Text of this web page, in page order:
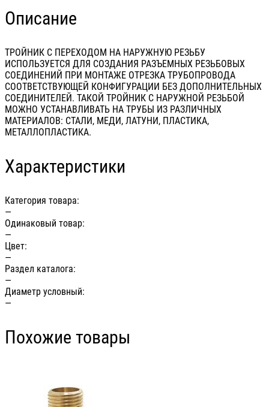
Описание
ТРОЙНИК С ПЕРЕХОДОМ НА НАРУЖНУЮ РЕЗЬБУ
ИСПОЛЬЗУЕТСЯ ДЛЯ СОЗДАНИЯ РАЗЪЕМНЫХ РЕЗЬБОВЫХ
СОЕДИНЕНИЙ ПРИ МОНТАЖЕ ОТРЕЗКА ТРУБОПРОВОДА
СООТВЕТСТВУЮЩЕЙ КОНФИГУРАЦИИ БЕЗ ДОПОЛНИТЕЛЬНЫХ
СОЕДИНИТЕЛЕЙ. ТАКОЙ ТРОЙНИК С НАРУЖНОЙ РЕЗЬБОЙ
МОЖНО УСТАНАВЛИВАТЬ НА ТРУБЫ ИЗ РАЗЛИЧНЫХ
МАТЕРИАЛОВ: СТАЛИ, МЕДИ, ЛАТУНИ, ПЛАСТИКА,
МЕТАЛЛОПЛАСТИКА.
Характеристики
Категория товара:
—
Одинаковый товар:
—
Цвет:
—
Раздел каталога:
—
Диаметр условный:
—
Похожие товары